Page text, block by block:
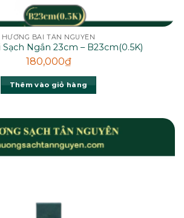
HƯƠNG BÀI TÂN NGUYÊN
Ngắn 23cm – B23cm(0.5K)
180,000₫
Thêm vào giỏ hàng